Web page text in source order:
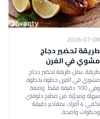
2026-07-08
طريقة تحضير دجاج
مشوي في الفرن
طريقة عمل طريقة تحضير دجاج
مشوي في الفرن خطوة بخطوة
وفي 100 دقيقة فقط. وصفة
سهلة ومجرّبة من مطبخ دلوقتي
تكفي 4 أفراد، بمقادير دقيقة
وخطوات واضحة.